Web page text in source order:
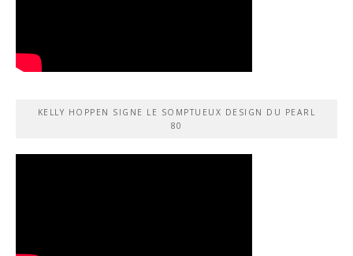
KELLY HOPPEN SIGNE LE SOMPTUEUX DESIGN DU PEARL
80